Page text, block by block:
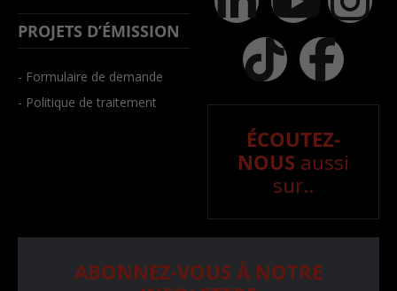
PROJETS D’ÉMISSION
- Formulaire de demande
- Politique de traitement
ÉCOUTEZ-
NOUS aussi
sur..
ABONNEZ-VOUS À NOTRE